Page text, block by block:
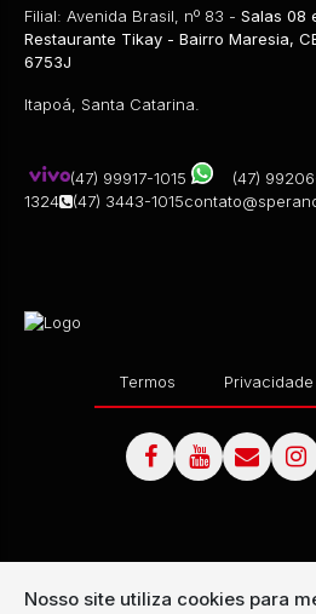
Nosso site utiliza cookies para
Filial: Avenida Brasil, nº 83 - Salas 08
Restaurante Tikay - Bairro Maresia,
6753J
Itapoá, Santa Catarina.
(47) 99917-1015 (47)
1324
(47) 3443-1015
Termos Privacidade